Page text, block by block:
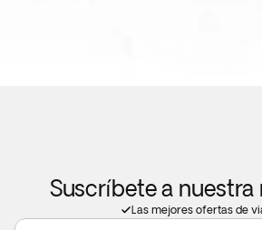
Suscríbete a
Las mejores ofertas de